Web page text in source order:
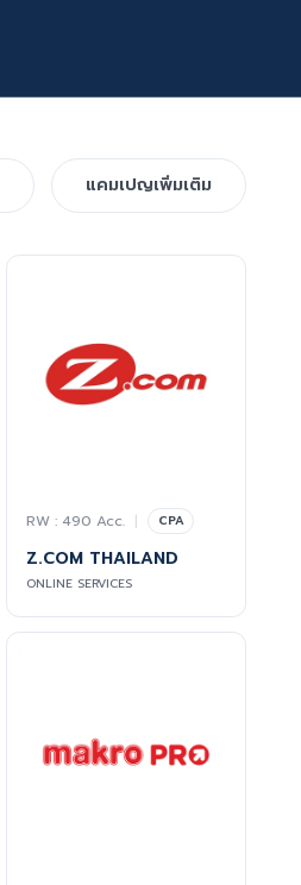
แคมเปญเพิ่มเติม
RW : 490 Acc. | CPA
Z.COM THAILAND
ONLINE SERVICES